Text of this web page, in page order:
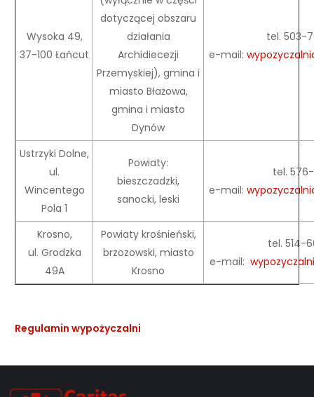
Wysoka 49,
37-100 Łańcut
dotyczącej obszaru
działania
Archidiecezji
Przemyskiej), gmina i
miasto Błażowa,
gmina i miasto
Dynów
tel. 503-
e-mail:
Ustrzyki Dolne,
ul.
Wincentego
Pola 1
Powiaty:
bieszczadzki,
sanocki, leski
tel. 576-
e-mail:
Krosno,
ul. Grodzka
49A
Powiaty krośnieński,
brzozowski, miasto
Krosno
tel. 514-
e-mail:
Regulamin wypożyczalni